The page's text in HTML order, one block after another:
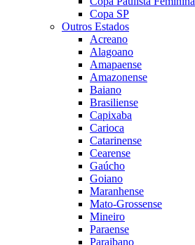
Copa SP
Outros Estados
Acreano
Alagoano
Amapaense
Amazonense
Baiano
Brasiliense
Capixaba
Carioca
Catarinense
Cearense
Gaúcho
Goiano
Maranhense
Mato-Grossense
Mineiro
Paraense
Paraibano